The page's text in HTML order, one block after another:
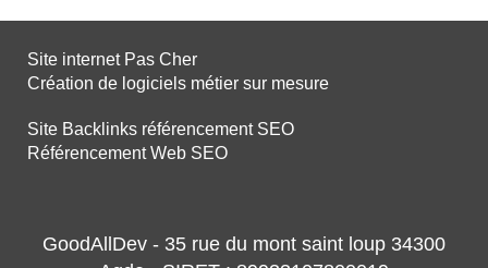
Site internet Pas Cher
Création de logiciels métier sur mesure
Site Backlinks référencement SEO
Référencement Web SEO
GoodAllDev - 35 rue du mont saint loup 34300